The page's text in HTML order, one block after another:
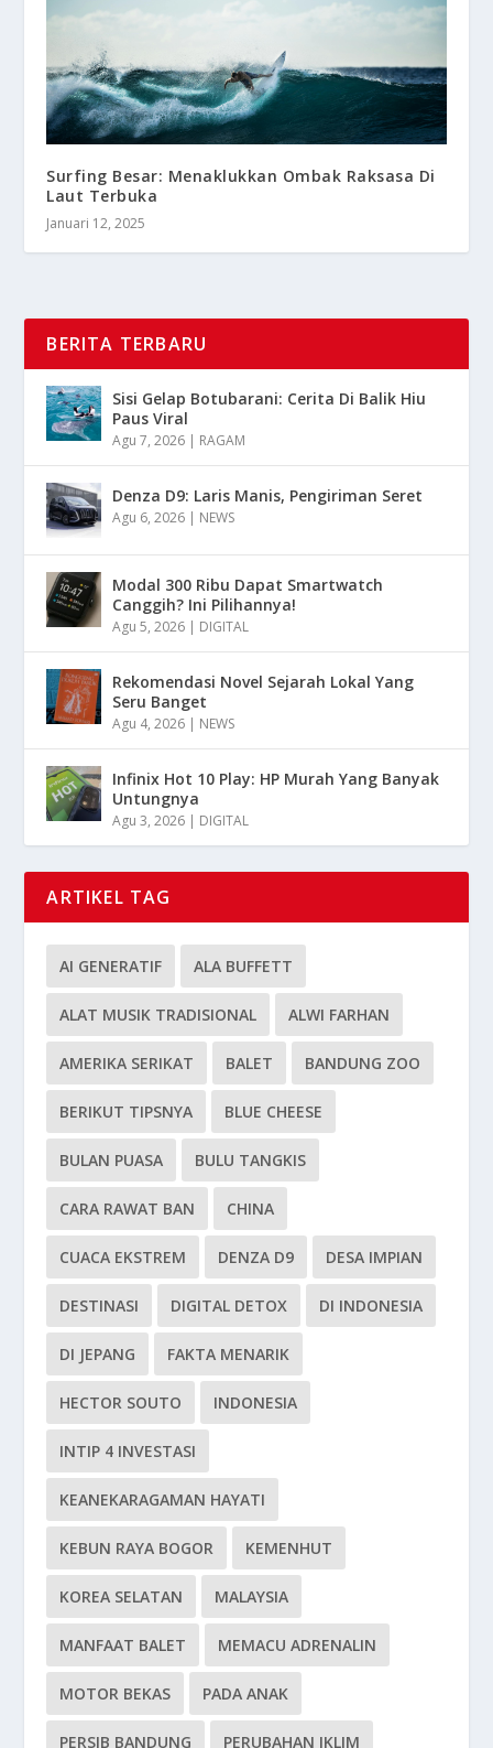
Surfing Besar: Menaklukkan Ombak Raksasa Di
Laut Terbuka
Januari 12, 2025
BERITA TERBARU
Sisi Gelap Botubarani: Cerita Di Balik Hiu
Paus Viral
Agu 7, 2026 | RAGAM
Denza D9: Laris Manis, Pengiriman Seret
Agu 6, 2026 | NEWS
Modal 300 Ribu Dapat Smartwatch
Canggih? Ini Pilihannya!
Agu 5, 2026 | DIGITAL
Rekomendasi Novel Sejarah Lokal Yang
Seru Banget
Agu 4, 2026 | NEWS
Infinix Hot 10 Play: HP Murah Yang Banyak
Untungnya
Agu 3, 2026 | DIGITAL
ARTIKEL TAG
AI GENERATIF ALA BUFFETT
ALAT MUSIK TRADISIONAL ALWI FARHAN
AMERIKA SERIKAT BALET BANDUNG ZOO
BERIKUT TIPSNYA BLUE CHEESE
BULAN PUASA BULU TANGKIS
CARA RAWAT BAN CHINA
CUACA EKSTREM DENZA D9 DESA IMPIAN
DESTINASI DIGITAL DETOX DI INDONESIA
DI JEPANG FAKTA MENARIK
HECTOR SOUTO INDONESIA
INTIP 4 INVESTASI
KEANEKARAGAMAN HAYATI
KEBUN RAYA BOGOR KEMENHUT
KOREA SELATAN MALAYSIA
MANFAAT BALET MEMACU ADRENALIN
MOTOR BEKAS PADA ANAK
PERSIB BANDUNG PERUBAHAN IKLIM